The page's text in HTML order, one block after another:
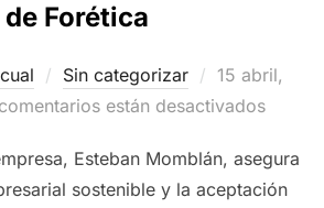
de Forética
Sin categorizar
Publicado
el
15 abril,
están desactivados
Esteban Momblán, asegura
sostenible y la aceptación